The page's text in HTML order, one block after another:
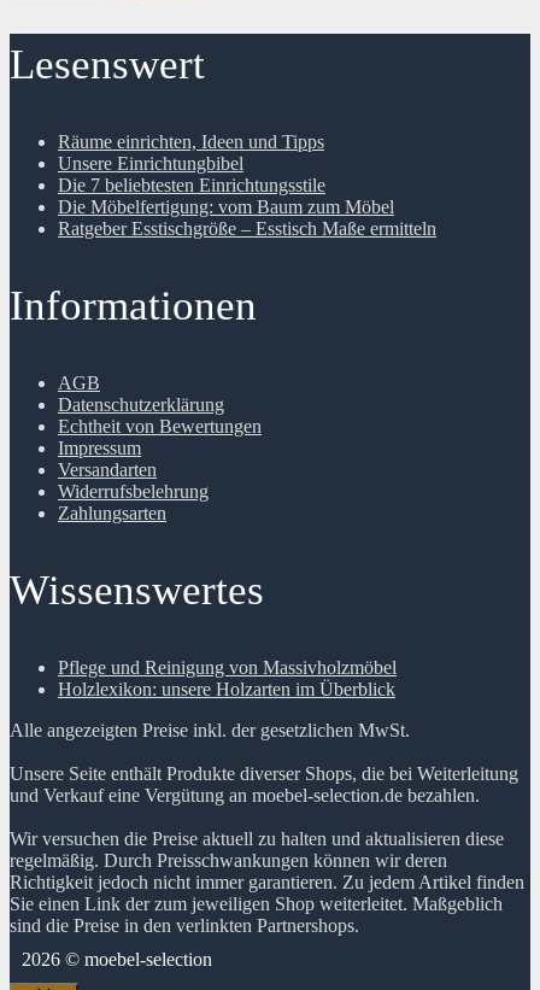
Lesenswert
Räume einrichten, Ideen und Tipps
Unsere Einrichtungbibel
Die 7 beliebtesten Einrichtungsstile
Die Möbelfertigung: vom Baum zum Möbel
Ratgeber Esstischgröße – Esstisch Maße ermitteln
Informationen
AGB
Datenschutzerklärung
Echtheit von Bewertungen
Impressum
Versandarten
Widerrufsbelehrung
Zahlungsarten
Wissenswertes
Pflege und Reinigung von Massivholzmöbel
Holzlexikon: unsere Holzarten im Überblick
Alle angezeigten Preise inkl. der gesetzlichen MwSt.
Unsere Seite enthält Produkte diverser Shops, die bei Weiterleitung
und Verkauf eine Vergütung an moebel-selection.de bezahlen.
Wir versuchen die Preise aktuell zu halten und aktualisieren diese
regelmäßig. Durch Preisschwankungen können wir deren
Richtigkeit jedoch nicht immer garantieren. Zu jedem Artikel finden
Sie einen Link der zum jeweiligen Shop weiterleitet. Maßgeblich
sind die Preise in den verlinkten Partnershops.
2026 © moebel-selection